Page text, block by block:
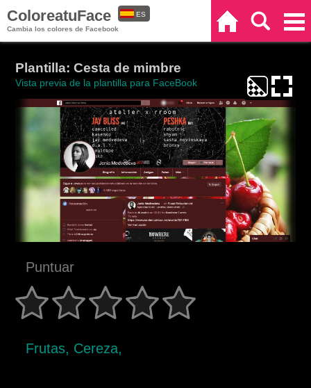
ColoreatuFace
Cambia los colores de Facebook
ES
Plantilla: Cesta de mimbre
Vista previa de la plantilla para FaceBook
Puntuar
Frutas, Cereza,